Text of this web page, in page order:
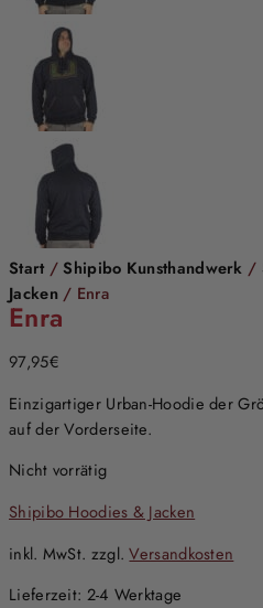
Start / Shipibo Kunsthandwerk /
Jacken / Enra
Enra
97,95€
Einzigartiger Urban-Hoodie der
auf der Vorderseite.
Nicht vorrätig
Shipibo Hoodies & Jacken
inkl. MwSt. zzgl.Versandkosten
Lieferzeit: 2-4 Werktage